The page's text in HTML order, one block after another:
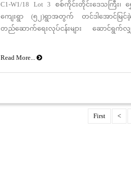
C1-W1/18 Lot 3 စစ်ကိုင်းတိုင်းဒေသကြီ
ကျေးရွာ (၅၂)ရွာအတွက် တင်ဒါအောင်မြ
တည်ဆောက်ရေးလုပ်ငန်းများ ဆောင်ရွက်လ
Read More...
First <